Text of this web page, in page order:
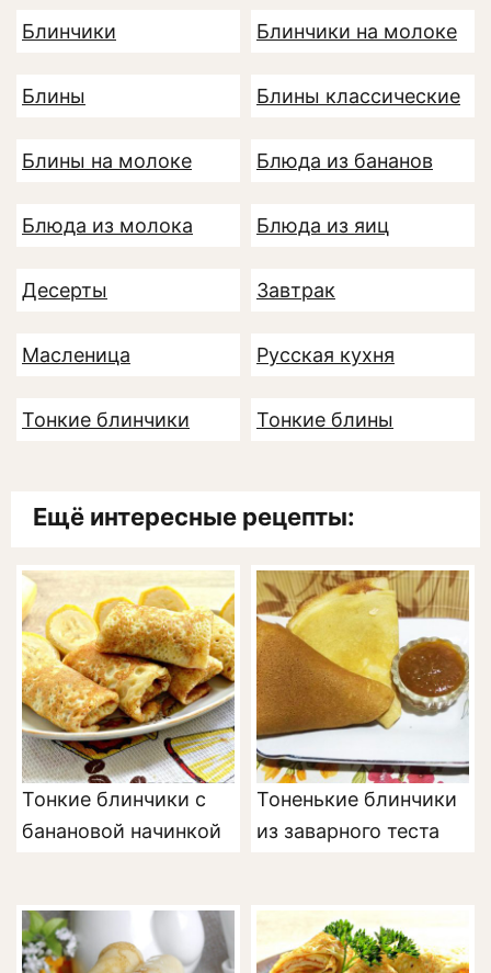
Блинчики Блинчики на молоке
Блины Блины классические
Блины на молоке Блюда из бананов
Блюда из молока Блюда из яиц
Десерты Завтрак
Масленица Русская кухня
Тонкие блинчики Тонкие блины
Ещё интересные рецепты:
Тонкие блинчики с
банановой начинкой
Тоненькие блинчики
из заварного теста